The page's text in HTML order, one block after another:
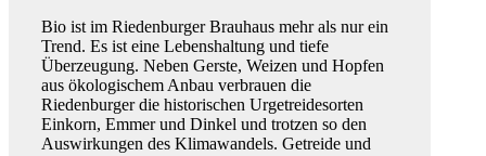
Bio ist im Riedenburger Brauhaus mehr als nur ein
Trend. Es ist eine Lebenshaltung und tiefe
Überzeugung. Neben Gerste, Weizen und Hopfen
aus ökologischem Anbau verbrauen die
Riedenburger die historischen Urgetreidesorten
Einkorn, Emmer und Dinkel und trotzen so den
Auswirkungen des Klimawandels. Getreide und